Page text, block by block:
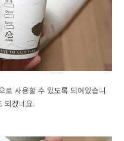
로 사용할 수 있도록 되어있습니
되겠네요.